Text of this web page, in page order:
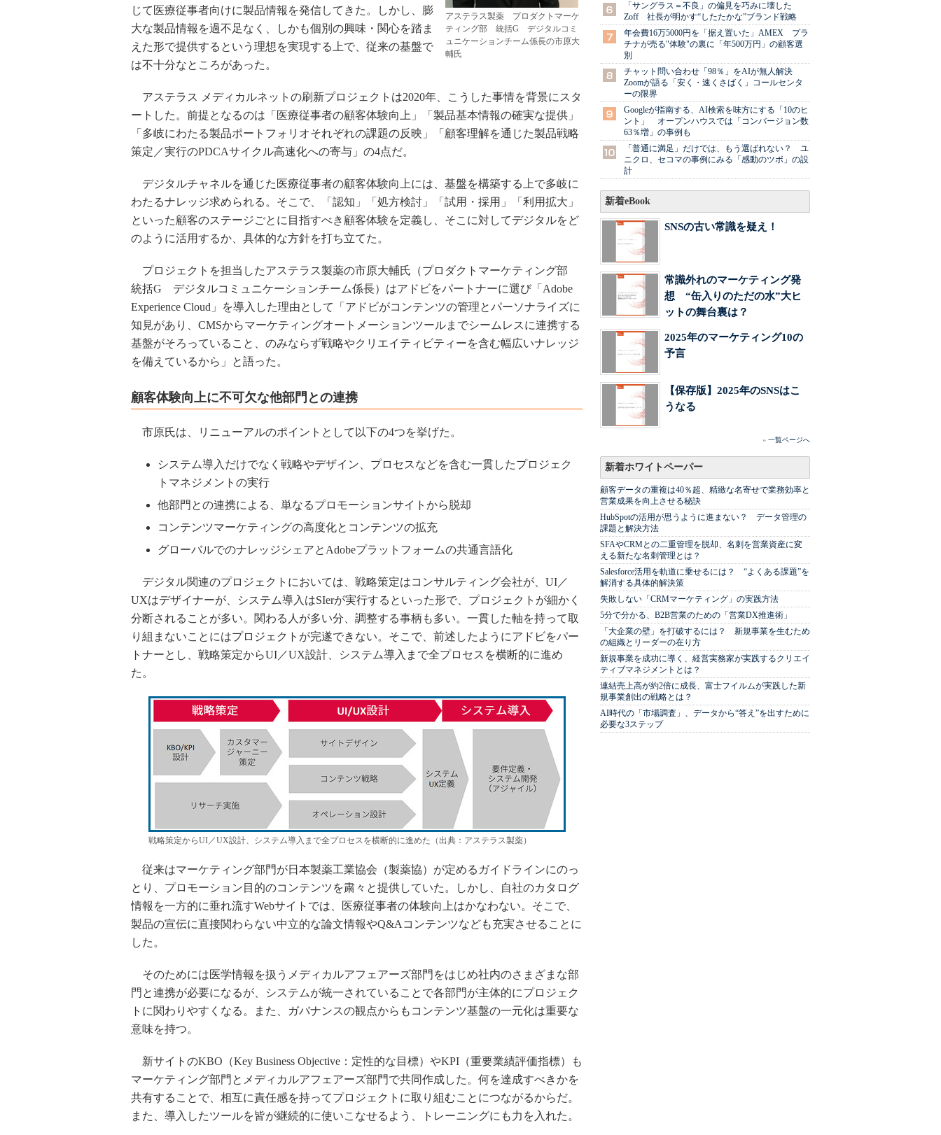
アステラス製薬 プロダクトマーケ
ティング部 統括G デジタルコミ
ュニケーションチーム係長の市原大
輔氏
じて医療従事者向けに製品情報を発信してきた。しかし、膨
大な製品情報を過不足なく、しかも個別の興味・関心を踏ま
えた形で提供するという理想を実現する上で、従来の基盤で
は不十分なところがあった。
アステラス メディカルネットの刷新プロジェクトは2020年、こうした事情を背景にスタ
ートした。前提となるのは「医療従事者の顧客体験向上」「製品基本情報の確実な提供」
「多岐にわたる製品ポートフォリオそれぞれの課題の反映」「顧客理解を通じた製品戦略
策定／実行のPDCAサイクル高速化への寄与」の4点だ。
デジタルチャネルを通じた医療従事者の顧客体験向上には、基盤を構築する上で多岐に
わたるナレッジ求められる。そこで、「認知」「処方検討」「試用・採用」「利用拡大」
といった顧客のステージごとに目指すべき顧客体験を定義し、そこに対してデジタルをど
のように活用するか、具体的な方針を打ち立てた。
プロジェクトを担当したアステラス製薬の市原大輔氏（プロダクトマーケティング部
統括G デジタルコミュニケーションチーム係長）はアドビをパートナーに選び「Adobe
Experience Cloud」を導入した理由として「アドビがコンテンツの管理とパーソナライズに
知見があり、CMSからマーケティングオートメーションツールまでシームレスに連携する
基盤がそろっていること、のみならず戦略やクリエイティビティーを含む幅広いナレッジ
を備えているから」と語った。
顧客体験向上に不可欠な他部門との連携
市原氏は、リニューアルのポイントとして以下の4つを挙げた。
システム導入だけでなく戦略やデザイン、プロセスなどを含む一貫したプロジェク
トマネジメントの実行
他部門との連携による、単なるプロモーションサイトから脱却
コンテンツマーケティングの高度化とコンテンツの拡充
グローバルでのナレッジシェアとAdobeプラットフォームの共通言語化
デジタル関連のプロジェクトにおいては、戦略策定はコンサルティング会社が、UI／
UXはデザイナーが、システム導入はSIerが実行するといった形で、プロジェクトが細かく
分断されることが多い。関わる人が多い分、調整する事柄も多い。一貫した軸を持って取
り組まないことにはプロジェクトが完遂できない。そこで、前述したようにアドビをパー
トナーとし、戦略策定からUI／UX設計、システム導入まで全プロセスを横断的に進め
た。
戦略策定からUI／UX設計、システム導入まで全プロセスを横断的に進めた（出典：アステラス製薬）
従来はマーケティング部門が日本製薬工業協会（製薬協）が定めるガイドラインにのっ
とり、プロモーション目的のコンテンツを粛々と提供していた。しかし、自社のカタログ
情報を一方的に垂れ流すWebサイトでは、医療従事者の体験向上はかなわない。そこで、
製品の宣伝に直接関わらない中立的な論文情報やQ&Aコンテンツなども充実させることに
した。
そのためには医学情報を扱うメディカルアフェアーズ部門をはじめ社内のさまざまな部
門と連携が必要になるが、システムが統一されていることで各部門が主体的にプロジェク
トに関わりやすくなる。また、ガバナンスの観点からもコンテンツ基盤の一元化は重要な
意味を持つ。
新サイトのKBO（Key Business Objective：定性的な目標）やKPI（重要業績評価指標）も
マーケティング部門とメディカルアフェアーズ部門で共同作成した。何を達成すべきかを
共有することで、相互に責任感を持ってプロジェクトに取り組むことにつながるからだ。
また、導入したツールを皆が継続的に使いこなせるよう、トレーニングにも力を入れた。
「サングラス＝不良」の偏見を巧みに壊した
Zoff 社長が明かす“したたかな”ブランド戦略
年会費16万5000円を「据え置いた」AMEX プラ
チナが売る"体験"の裏に「年500万円」の顧客選
別
チャット問い合わせ「98％」をAIが無人解決
Zoomが語る「安く・速くさばく」コールセンタ
ーの限界
Googleが指南する、AI検索を味方にする「10のヒ
ント」 オープンハウスでは「コンバージョン数
63％増」の事例も
「普通に満足」だけでは、もう選ばれない？ ユ
ニクロ、セコマの事例にみる「感動のツボ」の設
計
新着eBook
SNSの古い常識を疑え！
常識外れのマーケティング発
想 “缶入りのただの水”大ヒ
ットの舞台裏は？
2025年のマーケティング10の
予言
【保存版】2025年のSNSはこ
うなる
» 一覧ページへ
新着ホワイトペーパー
顧客データの重複は40％超、精緻な名寄せで業務効率と
営業成果を向上させる秘訣
HubSpotの活用が思うように進まない？ データ管理の
課題と解決方法
SFAやCRMとの二重管理を脱却、名刺を営業資産に変
える新たな名刺管理とは？
Salesforce活用を軌道に乗せるには？ “よくある課題”を
解消する具体的解決策
失敗しない「CRMマーケティング」の実践方法
5分で分かる、B2B営業のための「営業DX推進術」
「大企業の壁」を打破するには？ 新規事業を生むため
の組織とリーダーの在り方
新規事業を成功に導く、経営実務家が実践するクリエイ
ティブマネジメントとは？
連結売上高が約2倍に成長、富士フイルムが実践した新
規事業創出の戦略とは？
AI時代の「市場調査」、データから“答え”を出すために
必要な3ステップ